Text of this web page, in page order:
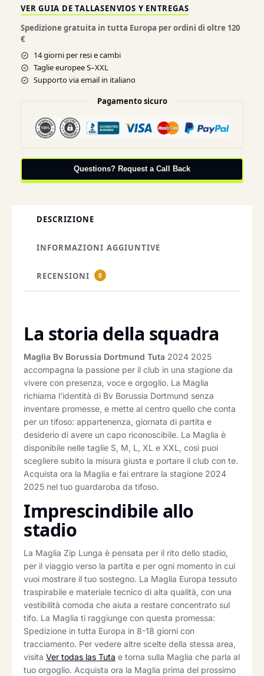
VER GUIA DE TALLASENVIOS Y ENTREGAS
Spedizione gratuita in tutta Europa per ordini di oltre 120
€
14 giorni per resi e cambi
Taglie europee S–XXL
Supporto via email in italiano
Pagamento sicuro
Questions? Request a Call Back
DESCRIZIONE
INFORMAZIONI AGGIUNTIVE
RECENSIONI 0
La storia della squadra
Maglia Bv Borussia Dortmund Tuta 2024 2025
accompagna la passione per il club in una stagione da
vivere con presenza, voce e orgoglio. La Maglia
richiama l’identità di Bv Borussia Dortmund senza
inventare promesse, e mette al centro quello che conta
per un tifoso: appartenenza, giornata di partita e
desiderio di avere un capo riconoscibile. La Maglia è
disponibile nelle taglie S, M, L, XL e XXL, così puoi
scegliere subito la misura giusta e portare il club con te.
Acquista ora la Maglia e fai entrare la stagione 2024
2025 nel tuo guardaroba da tifoso.
Imprescindibile allo
stadio
La Maglia Zip Lunga è pensata per il rito dello stadio,
per il viaggio verso la partita e per ogni momento in cui
vuoi mostrare il tuo sostegno. La Maglia Europa tessuto
traspirabile e materiale tecnico di alta qualità, con una
vestibilità comoda che aiuta a restare concentrato sul
tifo. La Maglia ti raggiunge con questa promessa:
Spedizione in tutta Europa in 8-18 giorni con
tracciamento. Per vedere altre scelte della stessa area,
visita Ver todas las Tuta e torna sulla Maglia che parla al
tuo orgoglio. Acquista ora la Maglia prima del prossimo